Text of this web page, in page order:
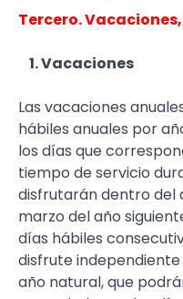
Tercero.
1. Vacaciones
Las vacaciones
hábiles anuales por
los días que
tiempo de servicio
disfrutarán dentro del
marzo del año
días hábiles
disfrute
año natural, que